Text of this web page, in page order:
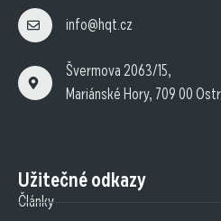
info@hqt.cz
Švermova 2063/15,
Mariánské Hory, 709 00
Užitečné odkazy
Články